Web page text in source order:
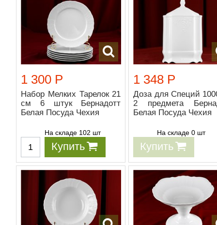
1 300 Р
Набор Мелких Тарелок 21
см 6 штук Бернадотт
Белая Посуда Чехия
На складе 102 шт
Купить
1 348 Р
Доза для Специй
2 предмета
Белая Посуда Чехия
На складе 0 шт
Купить